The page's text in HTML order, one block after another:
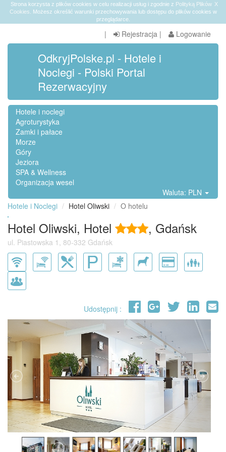
X
Strona korzysta z plików cookies w celu realizacji usług i zgodnie z Polityką Plików
Cookies . Możesz określić warunki przechowywania lub dostępu do plików cookies w
przeglądarce.
| Rejestracja | Logowanie
OdkryjPolske.pl - Hotele i
Noclegi - Polski Portal
Rezerwacyjny
Hotele i noclegi
Agroturystyka
Zamki i pałace
Morze
Góry
Jeziora
SPA & Wellness
Organizacja wesel
Waluta: PLN
Hotele i Noclegi
Hotel Oliwski O hotelu
Hotel Oliwski, Hotel , Gdańsk
ul. Piastowska 1, 80-332 Gdańsk
Udostępnij :